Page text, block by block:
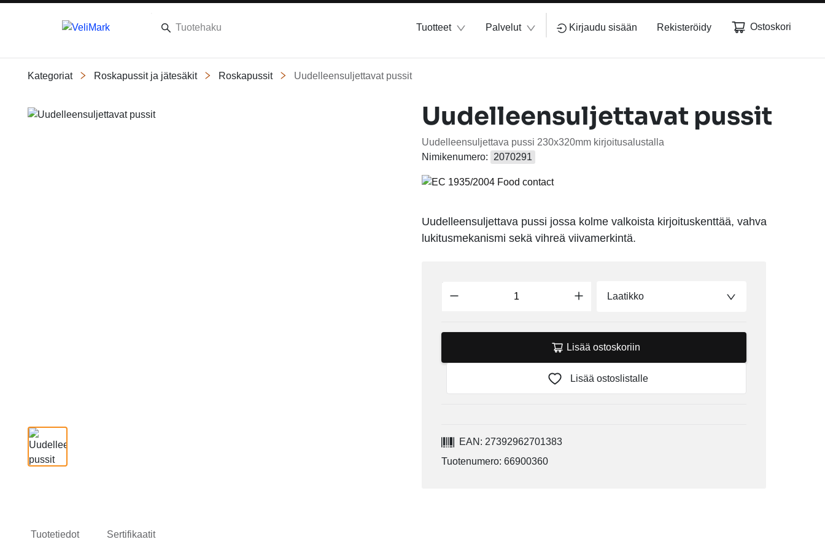
Tuotteet Palvelut Kirjaudu sisään Rekisteröidy Ostoskori
Kategoriat Roskapussit ja jätesäkit Roskapussit Uudelleensuljettavat pussit
Slide 1 of 1 Uudelleensuljettavat pussit
Uudelleensuljettava pussi 230x320mm kirjoitusalustalla
Nimikenumero:
2070291
Uudelleensuljettava pussi jossa kolme valkoista kirjoituskenttää, vahva
lukitusmekanismi sekä vihreä viivamerkintä.
Laatikko
Lisää ostoskoriin
Lisää ostoslistalle
EAN: 27392962701383
Tuotenumero: 66900360
Tuotetiedot Sertifikaatit